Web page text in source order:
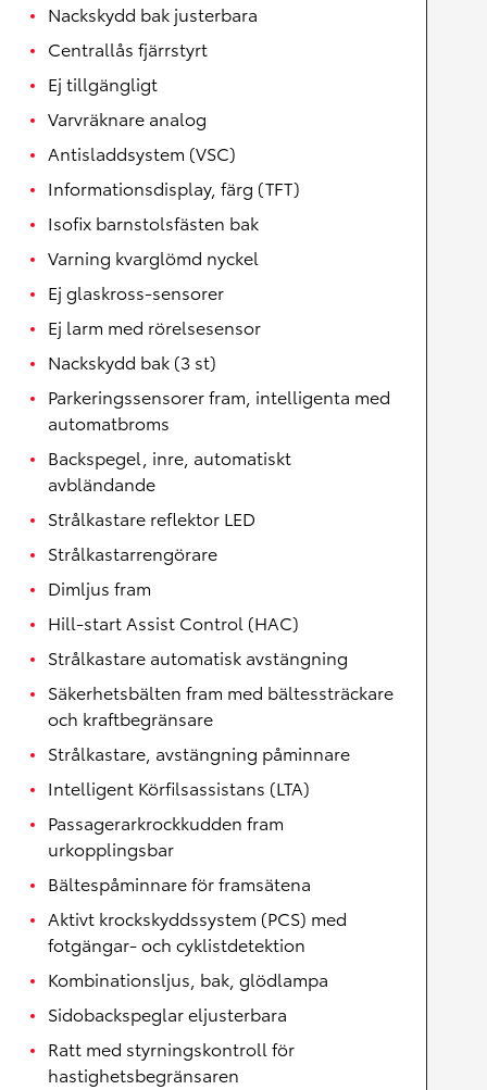
Nackskydd bak justerbara
Centrallås fjärrstyrt
Ej tillgängligt
Varvräknare analog
Antisladdsystem (VSC)
Informationsdisplay, färg (TFT)
Isofix barnstolsfästen bak
Varning kvarglömd nyckel
Ej glaskross-sensorer
Ej larm med rörelsesensor
Nackskydd bak (3 st)
Parkeringssensorer fram, intelligenta med
automatbroms
Backspegel, inre, automatiskt
avbländande
Strålkastare reflektor LED
Strålkastarrengörare
Dimljus fram
Hill-start Assist Control (HAC)
Strålkastare automatisk avstängning
Säkerhetsbälten fram med bältessträckare
och kraftbegränsare
Strålkastare, avstängning påminnare
Intelligent Körfilsassistans (LTA)
Passagerarkrockkudden fram
urkopplingsbar
Bältespåminnare för framsätena
Aktivt krockskyddssystem (PCS) med
fotgängar- och cyklistdetektion
Kombinationsljus, bak, glödlampa
Sidobackspeglar eljusterbara
Ratt med styrningskontroll för
hastighetsbegränsaren